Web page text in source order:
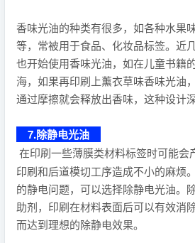
香味光油的种类有很多，如各种水果
等，常被用于食品、化妆品标签。近
也开始使用香味光油，如在儿童书籍
海，如果再印刷上薰衣草味香味光油
通过摩擦就会释放出香味，这种设计
7.除静电光油
在印刷一些薄膜类材料标签时可能会
印刷和后道模切工序造成不小的麻烦
的静电问题，可以选择除静电光油。
助剂，印刷在材料表面后可以有效消
而达到理想的除静电效果。